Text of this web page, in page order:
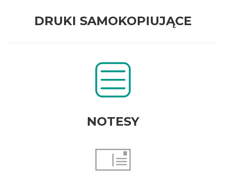
DRUKI SAMOKOPIUJĄCE
NOTESY